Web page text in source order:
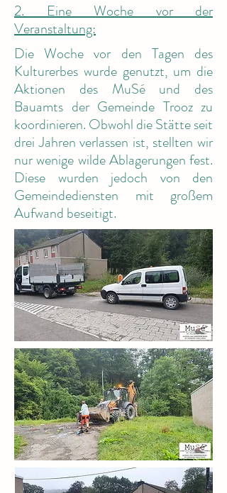
2. Eine Woche vor der
Veranstaltung:
Die Woche vor den Tagen des
Kulturerbes wurde genutzt, um die
Aktionen des MuSé und des
Bauamts der Gemeinde Trooz zu
koordinieren. Obwohl die Stätte seit
drei Jahren verlassen ist, stellten wir
nur wenige wilde Ablagerungen fest.
Diese wurden jedoch von den
Gemeindediensten mit großem
Aufwand beseitigt.